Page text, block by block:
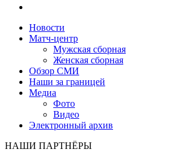
Новости
Матч-центр
Мужская сборная
Женская сборная
Обзор СМИ
Наши за границей
Медиа
Фото
Видео
Электронный архив
НАШИ ПАРТНЁРЫ